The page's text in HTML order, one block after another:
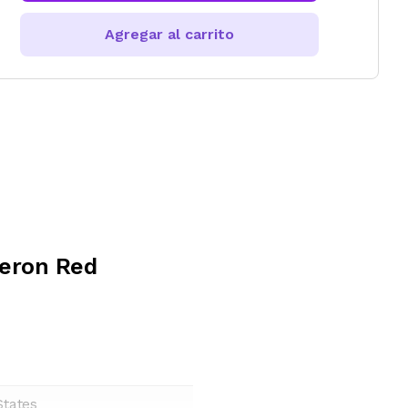
Agregar al carrito
Red